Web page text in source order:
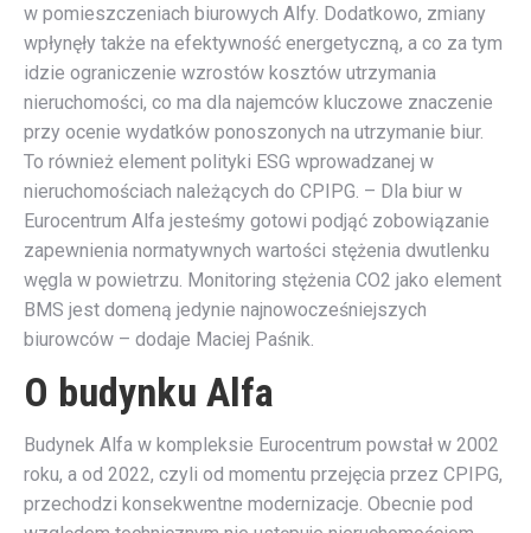
w pomieszczeniach biurowych Alfy. Dodatkowo, zmiany
wpłynęły także na efektywność energetyczną, a co za tym
idzie ograniczenie wzrostów kosztów utrzymania
nieruchomości, co ma dla najemców kluczowe znaczenie
przy ocenie wydatków ponoszonych na utrzymanie biur.
To również element polityki ESG wprowadzanej w
nieruchomościach należących do CPIPG. – Dla biur w
Eurocentrum Alfa jesteśmy gotowi podjąć zobowiązanie
zapewnienia normatywnych wartości stężenia dwutlenku
węgla w powietrzu. Monitoring stężenia CO2 jako element
BMS jest domeną jedynie najnowocześniejszych
biurowców – dodaje Maciej Paśnik.
O budynku Alfa
Budynek Alfa w kompleksie Eurocentrum powstał w 2002
roku, a od 2022, czyli od momentu przejęcia przez CPIPG,
przechodzi konsekwentne modernizacje. Obecnie pod